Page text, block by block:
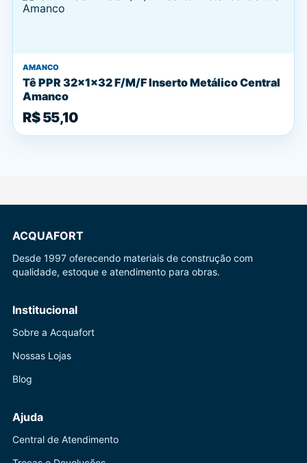
AMANCO
Tê PPR 32x1x32 F/M/F Inserto Metálico Central
Amanco
R$ 55,10
ACQUAFORT
Desde 1997 oferecendo materiais de construção com
qualidade, estoque e atendimento para obras.
Institucional
Sobre a Acquafort
Nossas Lojas
Blog
Ajuda
Central de Atendimento